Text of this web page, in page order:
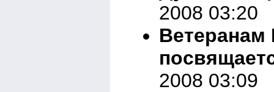
2008 03:20
Ветеранам
2008 03:09